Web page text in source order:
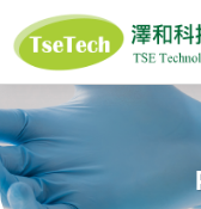
澤和科技